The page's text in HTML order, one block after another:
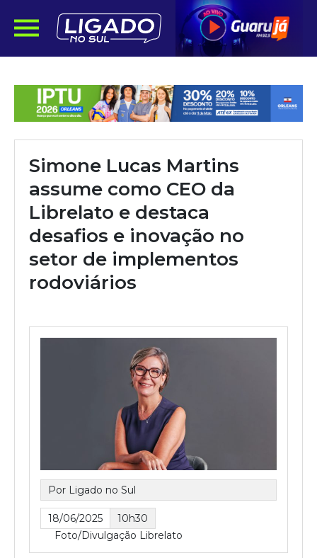
Simone Lucas Martins
assume como CEO da
Librelato e destaca
desafios e inovação no
setor de implementos
rodoviários
Por Ligado no Sul
18/06/2025
10h30
Foto/Divulgação Librelato